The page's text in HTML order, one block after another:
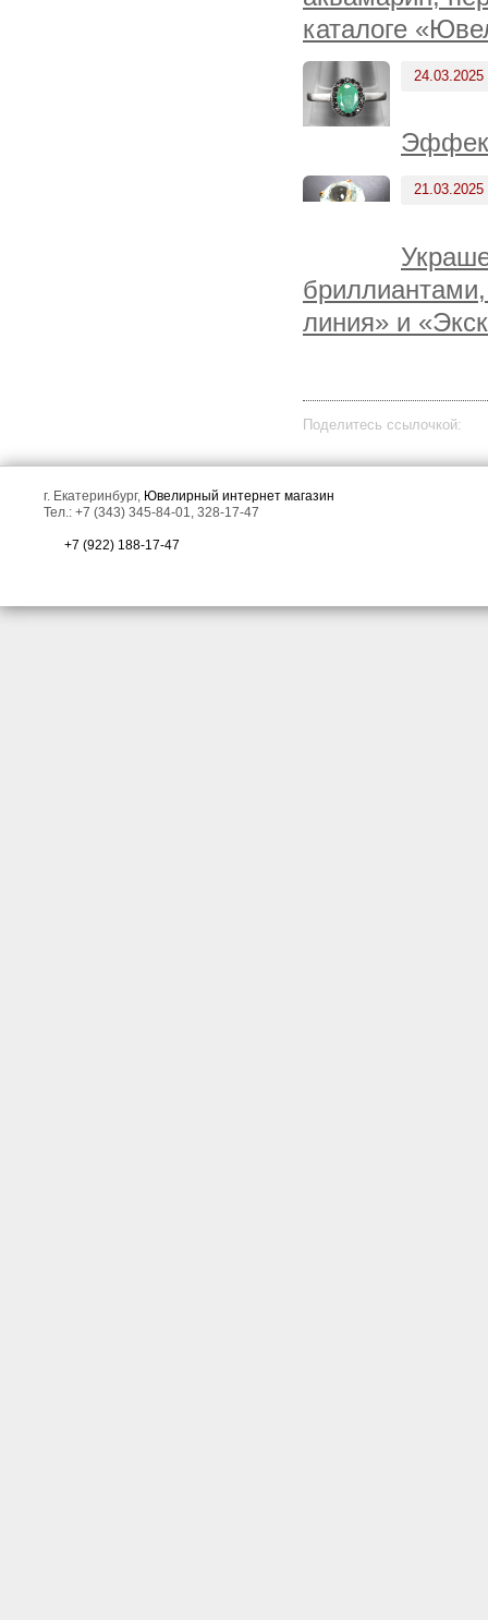
каталоге
24.03.2025
21.03.2025
бриллиантами,
линия» и
Поделитесь ссылочкой:
г. Екатеринбург, Ювелирный интернет магазин
Тел.: +7 (343) 345-84-01, 328-17-47
+7 (922) 188-17-47